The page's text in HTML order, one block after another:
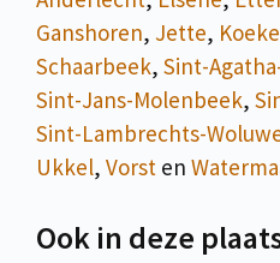
Ganshoren, Jette,
Schaarbeek, Sint-
Sint-Jans-Molenbeek,
Sint-Lambrechts-
Ukkel, Vorst en
Ook in deze